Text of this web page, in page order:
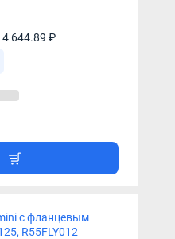
4 644.89 ₽
с фланцевым
R55FLY012